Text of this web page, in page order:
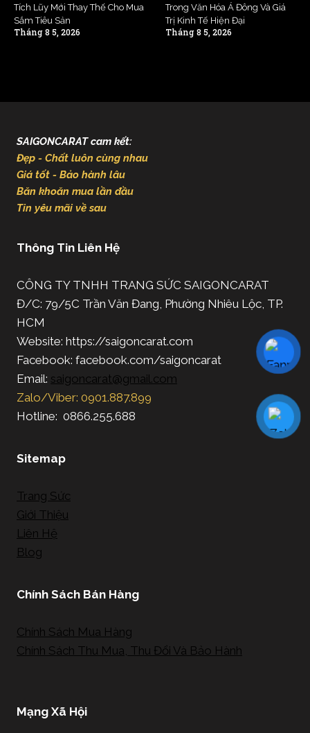
Tích Lũy Mới Thay Thế Cho Mua
Sắm Tiêu Sản
Tháng 8 5, 2026
Trong Văn Hóa Á Đông Và Giá
Trị Kinh Tế Hiện Đại
Tháng 8 5, 2026
SAIGONCARAT cam kết:
Đẹp - Chất luôn cùng nhau
Giá tốt - Bảo hành lâu
Băn khoăn mua lần đầu
Tin yêu mãi về sau
Thông Tin Liên Hệ
CÔNG TY TNHH TRANG SỨC SAIGONCARAT
Đ/C: 79/5C Trần Văn Đang, Phường Nhiêu Lộc, TP.
HCM
Website: https://saigoncarat.com
Facebook: facebook.com/saigoncarat
Email: saigoncarat@gmail.com
Zalo/Viber: 0901.887.899
Hotline: 0866.255.688
Sitemap
Trang Sức
Giới Thiệu
Liên Hệ
Blog
Chính Sách Bán Hàng
Chính Sách Mua Hàng
Chính Sách Thu Mua, Thu Đổi Và Bảo Hành
Mạng Xã Hội